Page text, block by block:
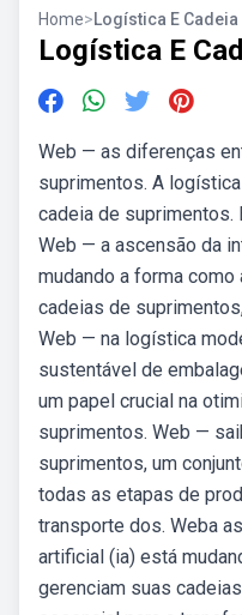
Home>Logística E
Logística E
Web — as diferenças
suprimentos. A
cadeia de suprimentos.
Web — a ascensão da
mudando a forma
cadeias de
Web — na logística
sustentável de
um papel crucial na
suprimentos. Web —
suprimentos, um
todas as etapas de
transporte dos. Weba
artificial (ia) está
gerenciam suas